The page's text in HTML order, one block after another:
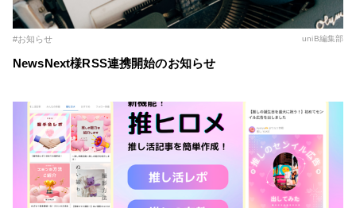
#お知らせ uniB編集部
NewsNext様RSS連携開始のお知らせ